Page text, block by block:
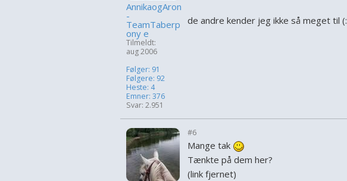
AnnikaogAron
-
TeamTaberp
ony e
Tilmeldt:
aug 2006
Følger: 91
Følgere: 92
Heste: 4
Emner: 376
Svar: 2.951
de andre kender jeg ikke så meget til (:
#6
Mange tak
Tænkte på dem her?
(link fjernet)